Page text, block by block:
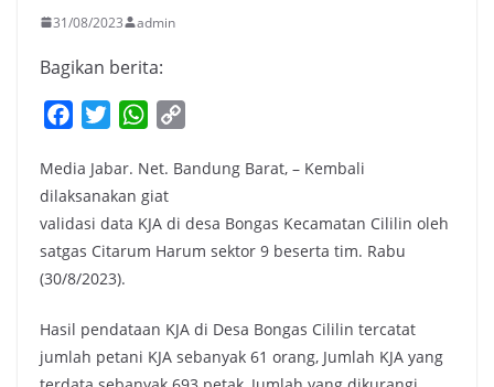
31/08/2023 admin
Bagikan berita:
c
e
b
o
o
i
t
t
e
r
W
a
t
s
A
p
L
i
Media Jabar. Net. Bandung Barat, – Kembali
dilaksanakan giat
validasi data KJA di desa Bongas Kecamatan Cililin oleh
satgas Citarum Harum sektor 9 beserta tim. Rabu
(30/8/2023).
Hasil pendataan KJA di Desa Bongas Cililin tercatat
jumlah petani KJA sebanyak 61 orang, Jumlah KJA yang